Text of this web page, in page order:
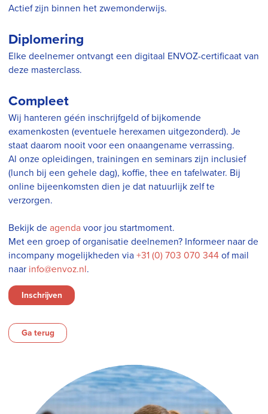
Actief zijn binnen het zwemonderwijs.
Diplomering
Elke deelnemer ontvangt een digitaal ENVOZ-certificaat van
deze masterclass.
Compleet
Wij hanteren géén inschrijfgeld of bijkomende
examenkosten (eventuele herexamen uitgezonderd). Je
staat daarom nooit voor een onaangename verrassing.
Al onze opleidingen, trainingen en seminars zijn inclusief
(lunch bij een gehele dag), koffie, thee en tafelwater. Bij
online bijeenkomsten dien je dat natuurlijk zelf te
verzorgen.
Bekijk deagenda voor jou startmoment.
Met een groep of organisatie deelnemen? Informeer naar de
incompany mogelijkheden via+31 (0) 703 070 344 of mail
naar info@envoz.nl.
Inschrijven
Ga terug